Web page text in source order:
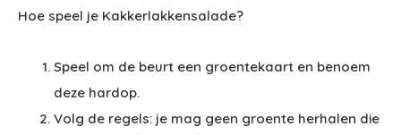
Hoe speel je Kakkerlakkensalade?
Speel om de beurt een groentekaart en benoem
deze hardop.
Volg de regels: je mag geen groente herhalen die